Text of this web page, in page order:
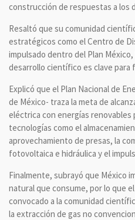
construcción de respuestas a los
Resaltó que su comunidad
estratégicos como el Centro de
impulsado dentro del Plan
desarrollo científico es clave para
Explicó que el Plan Nacional de
de México- traza la meta de
eléctrica con energías renovables
tecnologías como el
aprovechamiento de presas, la
fotovoltaica e hidráulica y el
Finalmente, subrayó que México
natural que consume, por lo que
convocado a la comunidad
la extracción de gas no